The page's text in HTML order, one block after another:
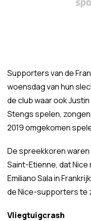
Supporters van de
woensdag van hun
de club waar ook
Stengs spelen,
2019 omgekomen
De spreekkoren
Saint-Etienne, dat
Emiliano Sala in
de Nice-supporters te
Vliegtuigcrash